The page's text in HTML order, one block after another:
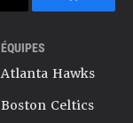
ÉQUIPES
Atlanta Hawks
Boston Celtics